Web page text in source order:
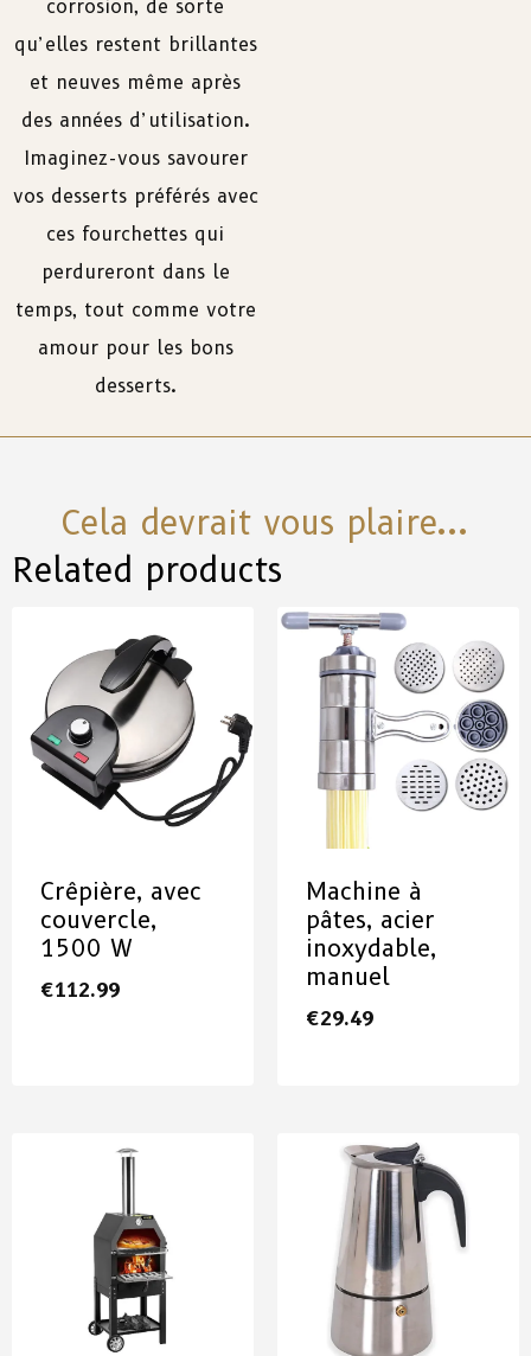
corrosion, de sorte
qu’elles restent brillantes
et neuves même après
des années d’utilisation.
Imaginez-vous savourer
vos desserts préférés avec
ces fourchettes qui
perdureront dans le
temps, tout comme votre
amour pour les bons
desserts.
Cela devrait vous plaire...
Related products
Crêpière, avec
couvercle,
1500 W
€112.99
Machine à
pâtes, acier
inoxydable,
manuel
€29.49